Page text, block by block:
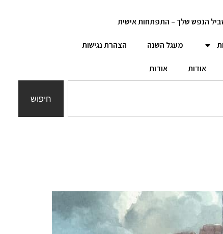
הנפש שלך – התפתחות אישית
מעגל השנה הצהרת נגישות
אודות אודות
חיפוש